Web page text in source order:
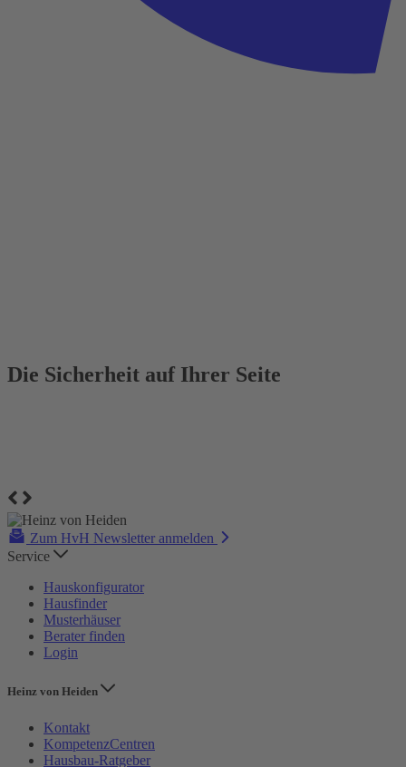
Die Sicherheit auf Ihrer Seite
Zum HvH Newsletter anmelden
Service
Hauskonfigurator
Hausfinder
Musterhäuser
Berater finden
Login
Heinz von Heiden
Kontakt
KompetenzCentren
Hausbau-Ratgeber